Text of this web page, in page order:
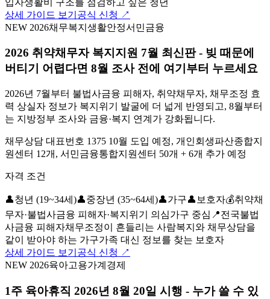
상세 가이드 보기 공식 신청 ↗
NEW 2026채무복지 생활안정서민금융
2026 취약채무자 복지지원 7월 최신판 - 빚 때문에
버티기 어렵다면 8월 조사 전에 여기부터 누르세요
2026년 7월부터 불법사금융 피해자, 취약채무자, 채무조정 효
력 상실자 정보가 복지위기 발굴에 더 넓게 반영되고, 8월부터
는 지방정부 조사와 금융·복지 연계가 강화됩니다.
채무상담 대표번호 1375 10월 도입 예정, 개인회생파산종합지
원센터 12개, 서민금융통합지원센터 50개 + 6개 추가 예정
자격 조건
👤청년 (19~34세)👤중장년 (35~64세)👤가구👤 보호자💰취약채
무자·불법사금융 피해자·복지위기 의심가구 중심 📍전국불법
사금융 피해자채무조정이 흔들리는 사람복지와 채무상담을
같이 받아야 하는 가구가족 대신 정보를 찾는 보호자
상세 가이드 보기 공식 신청 ↗
NEW 2026육아고용가계경제
1주 육아휴직 2026년 8월 20일 시행 - 누가 쓸 수 있